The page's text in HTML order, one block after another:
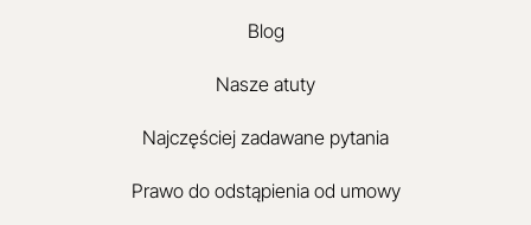
Blog
Nasze atuty
Najczęściej zadawane pytania
Prawo do odstąpienia od umowy